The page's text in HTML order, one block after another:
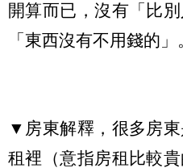
開算而已，沒有「比
「東西沒有不用錢的」
▼房東解釋，很多房
租裡（意指房租比較